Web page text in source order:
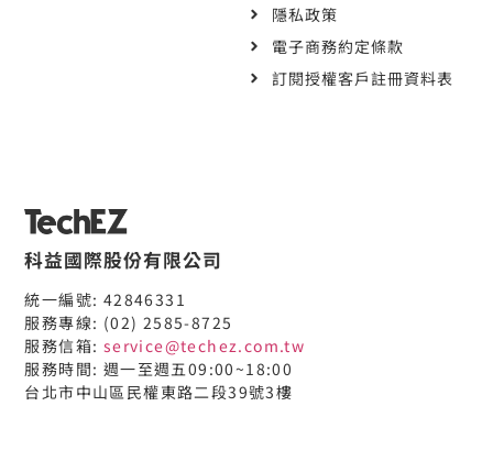
科益國際股份有限公司
統一編號: 42846331
服務專線: (02) 2585-8725
服務信箱: service@techez.com.tw
服務時間: 週一至週五09:00~18:00
台北市中山區民權東路二段39號3樓
隱私政策
電子商務約定條款
訂閱授權客戶註冊資料表